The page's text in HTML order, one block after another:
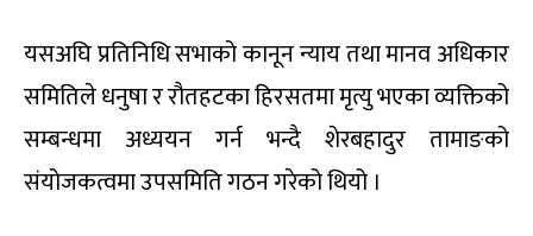
यसअघि प्रतिनिधि सभाको कानून न्याय तथा मानव अधिकार
समितिले धनुषा र रौतहटका हिरसतमा मृत्यु भएका व्यक्तिको
सम्बन्धमा अध्ययन गर्न भन्दै शेरबहादुर तामाङको
संयोजकत्वमा उपसमिति गठन गरेको थियो ।